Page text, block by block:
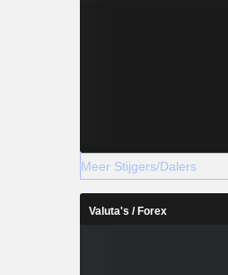
Meer Stijgers/Dalers
Valuta's / Forex